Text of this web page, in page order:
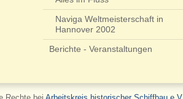
Naviga Weltmeisterschaft in
Hannover 2002
Berichte - Veranstaltungen